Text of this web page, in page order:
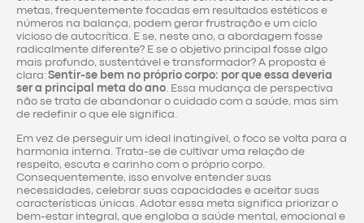
metas, frequentemente focadas em resultados estéticos e
números na balança, podem gerar frustração e um ciclo
vicioso de autocrítica. E se, neste ano, a abordagem fosse
radicalmente diferente? E se o objetivo principal fosse algo
mais profundo, sustentável e transformador? A proposta é
clara:Sentir-se bem no próprio corpo: por que essa deveria
ser a principal meta do ano . Essa mudança de perspectiva
não se trata de abandonar o cuidado com a saúde, mas sim
de redefinir o que ele significa.
Em vez de perseguir um ideal inatingível, o foco se volta para a
harmonia interna. Trata-se de cultivar uma relação de
respeito, escuta e carinho com o próprio corpo.
Consequentemente, isso envolve entender suas
necessidades, celebrar suas capacidades e aceitar suas
características únicas. Adotar essa meta significa priorizar o
bem-estar integral, que engloba a saúde mental, emocional e